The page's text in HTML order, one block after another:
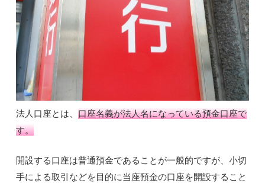
法人口座とは、口座名義が法人名になっている預金口座で
す。
開設する口座は普通預金であることが一般的ですが、小切
手による取引などを目的に当座預金の口座を開設すること